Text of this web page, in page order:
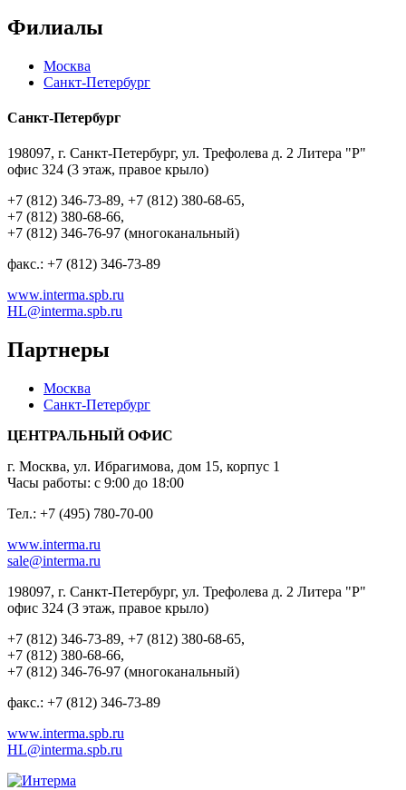
Филиалы
Москва
Санкт-Петербург
Санкт-Петербург
198097, г. Санкт-Петербург, ул. Трефолева д. 2 Литера "Р"
офис 324 (3 этаж, правое крыло)
+7 (812) 346-73-89, +7 (812) 380-68-65,
+7 (812) 380-68-66,
+7 (812) 346-76-97 (многоканальный)
факс.: +7 (812) 346-73-89
www.interma.spb.ru
HL@interma.spb.ru
Партнеры
Москва
Санкт-Петербург
ЦЕНТРАЛЬНЫЙ ОФИС
г. Москва, ул. Ибрагимова, дом 15, корпус 1
Часы работы: с 9:00 до 18:00
Тел.: +7 (495) 780-70-00
www.interma.ru
sale@interma.ru
198097, г. Санкт-Петербург, ул. Трефолева д. 2 Литера "Р"
офис 324 (3 этаж, правое крыло)
+7 (812) 346-73-89, +7 (812) 380-68-65,
+7 (812) 380-68-66,
+7 (812) 346-76-97 (многоканальный)
факс.: +7 (812) 346-73-89
www.interma.spb.ru
HL@interma.spb.ru